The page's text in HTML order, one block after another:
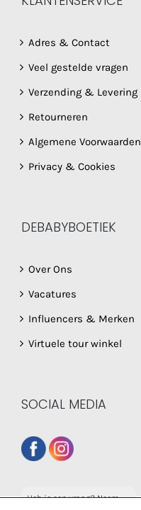
Adres & Contact
Veel gestelde vragen
Verzending & Levering
Retourneren
Algemene Voorwaarden
Privacy & Cookies
DEBABYBOETIEK
Over Ons
Vacatures
Influencers & Merken
Virtuele tour winkel
SOCIAL MEDIA
Heb je een vraag? Neem